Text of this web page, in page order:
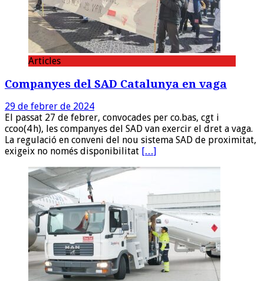
Articles
Companyes del SAD Catalunya en vaga
29 de febrer de 2024
El passat 27 de febrer, convocades per co.bas, cgt i
ccoo(4 h), les companyes del SAD van exercir el dret a vaga.
La regulació en conveni del nou sistema SAD de proximitat,
exigeix no només disponibilitat […]